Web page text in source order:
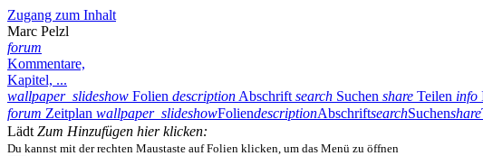
Zugang zum Inhalt
Marc Pelzl
forum
Kommentare,
Kapitel, ...
wallpaper_slideshow Folien description Abschrift search Suchen share Teilen info
forum Zeitplan wallpaper_slideshowFoliendescriptionAbschriftsearchSuchenshare
Lädt Zum Hinzufügen hier klicken:
Du kannst mit der rechten Maustaste auf Folien klicken, um das Menü zu öffnen